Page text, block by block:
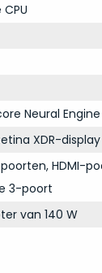
Neural Engine
XDR-display
HDMI-
3-poort
van 140 W